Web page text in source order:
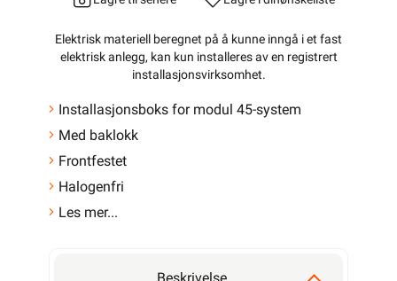
Elektrisk materiell beregnet på å kunne inngå i et fast
elektrisk anlegg, kan kun installeres av en registrert
installasjonsvirksomhet.
Installasjonsboks for modul 45-system
Med baklokk
Frontfestet
Halogenfri
Les mer...